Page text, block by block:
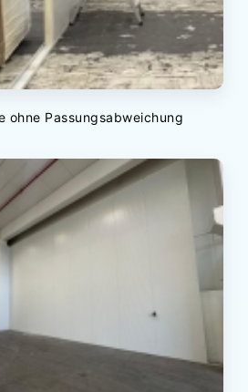
ohne Passungsabweichung